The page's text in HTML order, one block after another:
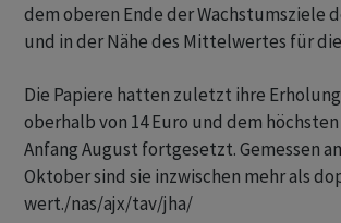
dem oberen Ende der Wachstumsziele
und in der Nähe des Mittelwertes für
Die Papiere hatten zuletzt ihre
oberhalb von 14 Euro und dem
Anfang August fortgesetzt. Gemessen
Oktober sind sie inzwischen mehr als
wert./nas/ajx/tav/jha/